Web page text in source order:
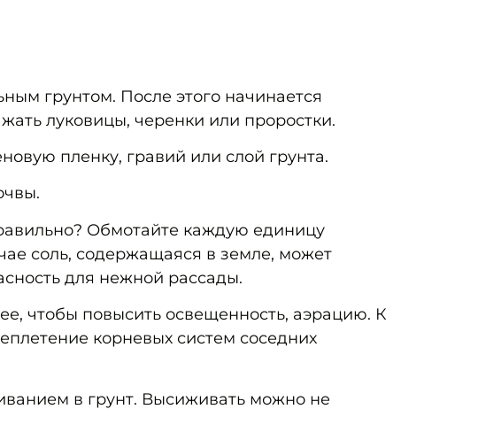
грунтом. После этого начинается
луковицы, черенки или проростки.
пленку, гравий или слой грунта.
Обмотайте каждую единицу
соль, содержащаяся в земле, может
для нежной рассады.
чтобы повысить освещенность, аэрацию. К
корневых систем соседних
в грунт. Высиживать можно не